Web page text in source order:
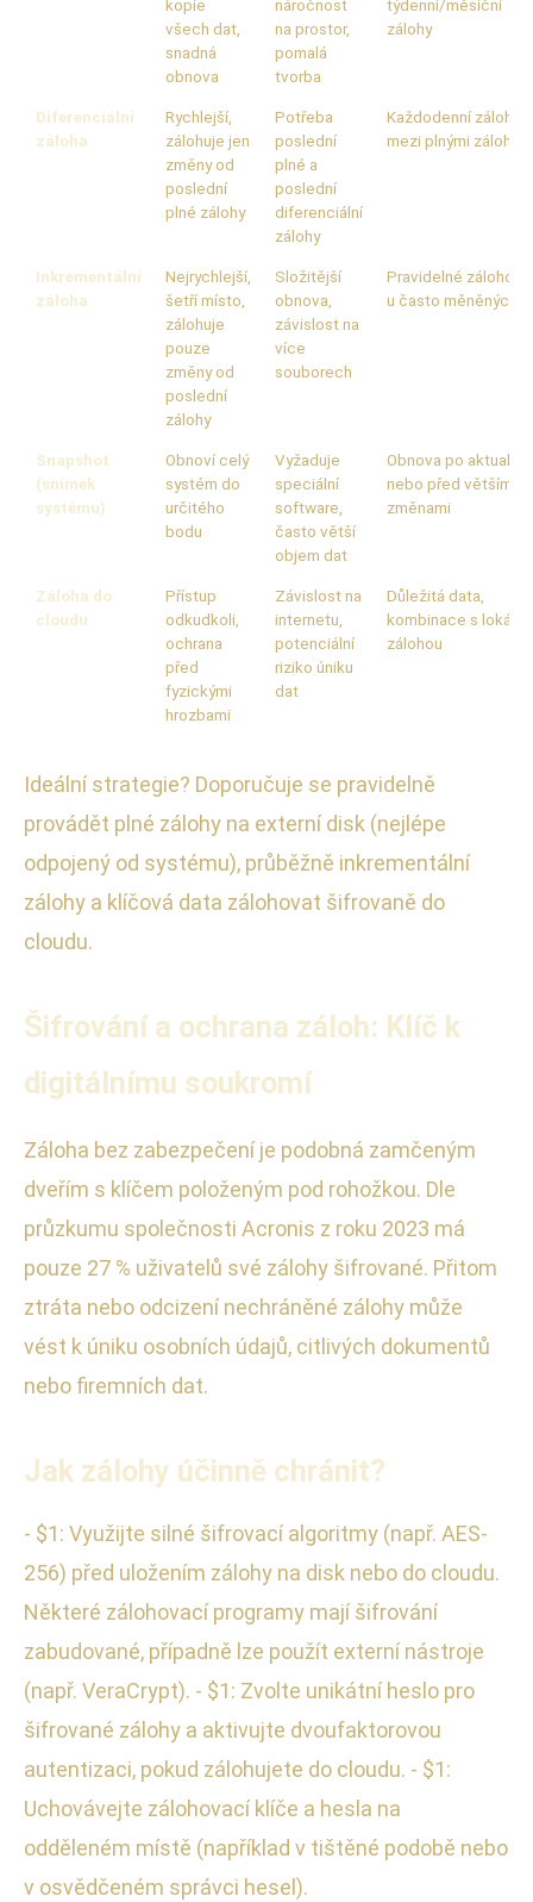
kopie
všech dat,
snadná
obnova
náročnost
na prostor,
pomalá
tvorba
týdenní/měsíční
zálohy
Diferenciální
záloha
Rychlejší,
zálohuje jen
změny od
poslední
plné zálohy
Potřeba
poslední
plné a
poslední
diferenciální
zálohy
Každodenní zálohy
mezi plnými
Inkrementální
záloha
Nejrychlejší,
šetří místo,
zálohuje
pouze
změny od
poslední
zálohy
Složitější
obnova,
závislost na
více
souborech
Pravidelné
u často měněných
Snapshot
(snímek
systému)
Obnoví celý
systém do
určitého
bodu
Vyžaduje
speciální
software,
často větší
objem dat
Obnova po
nebo před většími
změnami
Záloha do
cloudu
Přístup
odkudkoli,
ochrana
před
fyzickými
hrozbami
Závislost na
internetu,
potenciální
riziko úniku
dat
Důležitá data,
kombinace s lokální
zálohou
Ideální strategie? Doporučuje se pravidelně
provádět plné zálohy na externí disk (nejlépe
odpojený od systému), průběžně inkrementální
zálohy a klíčová data zálohovat šifrovaně do
cloudu.
Šifrování a ochrana záloh: Klíč k
digitálnímu soukromí
Záloha bez zabezpečení je podobná zamčeným
dveřím s klíčem položeným pod rohožkou. Dle
průzkumu společnosti Acronis z roku 2023 má
pouze 27 % uživatelů své zálohy šifrované. Přitom
ztráta nebo odcizení nechráněné zálohy může
vést k úniku osobních údajů, citlivých dokumentů
nebo firemních dat.
Jak zálohy účinně chránit?
- $1: Využijte silné šifrovací algoritmy (např. AES-
256) před uložením zálohy na disk nebo do cloudu.
Některé zálohovací programy mají šifrování
zabudované, případně lze použít externí nástroje
(např. VeraCrypt). - $1: Zvolte unikátní heslo pro
šifrované zálohy a aktivujte dvoufaktorovou
autentizaci, pokud zálohujete do cloudu. - $1:
Uchovávejte zálohovací klíče a hesla na
odděleném místě (například v tištěné podobě nebo
v osvědčeném správci hesel).